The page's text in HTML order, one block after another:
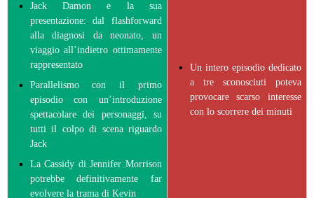
Jack Damon e la sua
presentazione: dal flashforward
alla diagnosi da neonato, un
viaggio all’indietro ottimamente
rappresentato
Parallelismo con il primo
episodio con un’introduzione
spettacolare dei personaggi, su
tutti il colpo di scena riguardo
Jack
La Cassidy di Jennifer Morrison
potrebbe definitivamente far
evolvere la trama di Kevin
Un intero episodio dedicato
a tre sconosciuti poteva
provocare scarso interesse
con lo scorrere dei minuti